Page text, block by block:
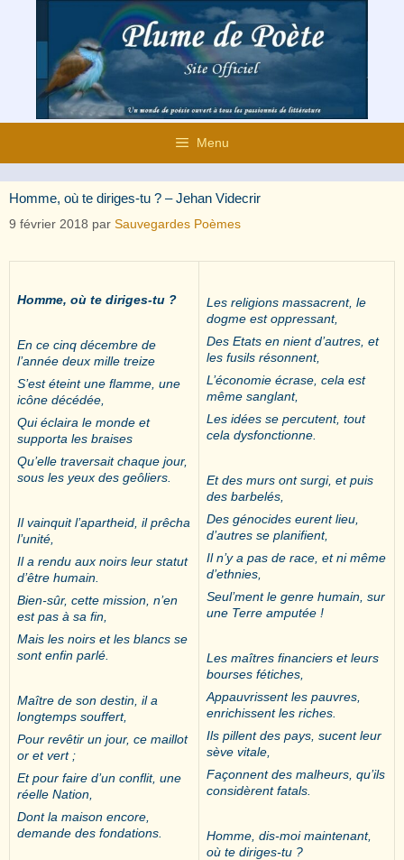
contenu
Menu
Homme, où te diriges-tu ? – Jehan Videcrir
9 février 2018 par Sauvegardes Poèmes
Homme, où te diriges-tu ?
En ce cinq décembre de
l’année deux mille treize
S’est éteint une flamme, une
icône décédée,
Qui éclaira le monde et
supporta les braises
Qu’elle traversait chaque jour,
sous les yeux des geôliers.
Il vainquit l’apartheid, il prêcha
l’unité,
Il a rendu aux noirs leur statut
d’être humain.
Bien-sûr, cette mission, n’en
est pas à sa fin,
Mais les noirs et les blancs se
sont enfin parlé.
Maître de son destin, il a
longtemps souffert,
Pour revêtir un jour, ce maillot
or et vert ;
Et pour faire d’un conflit, une
réelle Nation,
Dont la maison encore,
demande des fondations.
Les religions massacrent, le
dogme est oppressant,
Des Etats en nient d’autres, et
les fusils résonnent,
L’économie écrase, cela est
même sanglant,
Les idées se percutent, tout
cela dysfonctionne.
Et des murs ont surgi, et puis
des barbelés,
Des génocides eurent lieu,
d’autres se planifient,
Il n’y a pas de race, et ni même
d’ethnies,
Seul’ment le genre humain, sur
une Terre amputée !
Les maîtres financiers et leurs
bourses fétiches,
Appauvrissent les pauvres,
enrichissent les riches.
Ils pillent des pays, sucent leur
sève vitale,
Façonnent des malheurs, qu’ils
considèrent fatals.
Homme, dis-moi maintenant,
où te diriges-tu ?